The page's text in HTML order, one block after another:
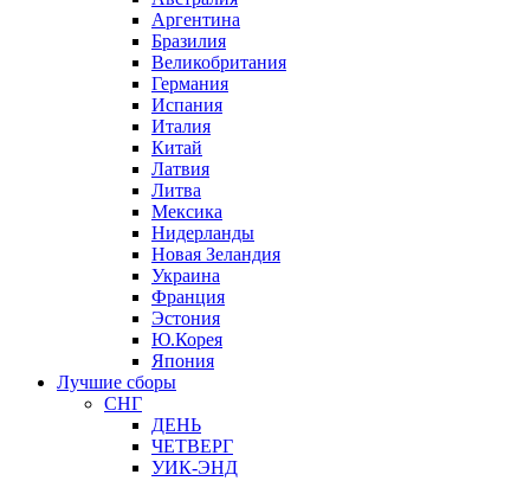
Аргентина
Бразилия
Великобритания
Германия
Испания
Италия
Китай
Латвия
Литва
Мексика
Нидерланды
Новая Зеландия
Украина
Франция
Эстония
Ю.Корея
Япония
Лучшие сборы
СНГ
ДЕНЬ
ЧЕТВЕРГ
УИК-ЭНД